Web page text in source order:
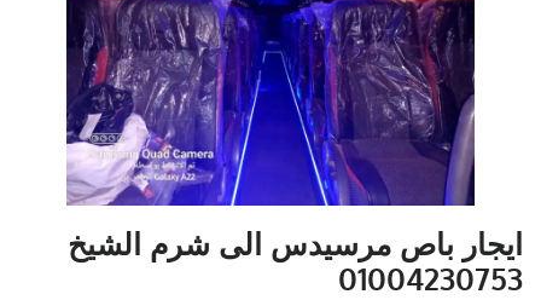
ايجار باص مرسيدس الى شرم الشيخ
01004230753